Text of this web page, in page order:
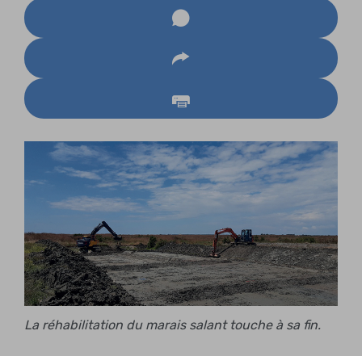
La réhabilitation du marais salant touche à sa fin.